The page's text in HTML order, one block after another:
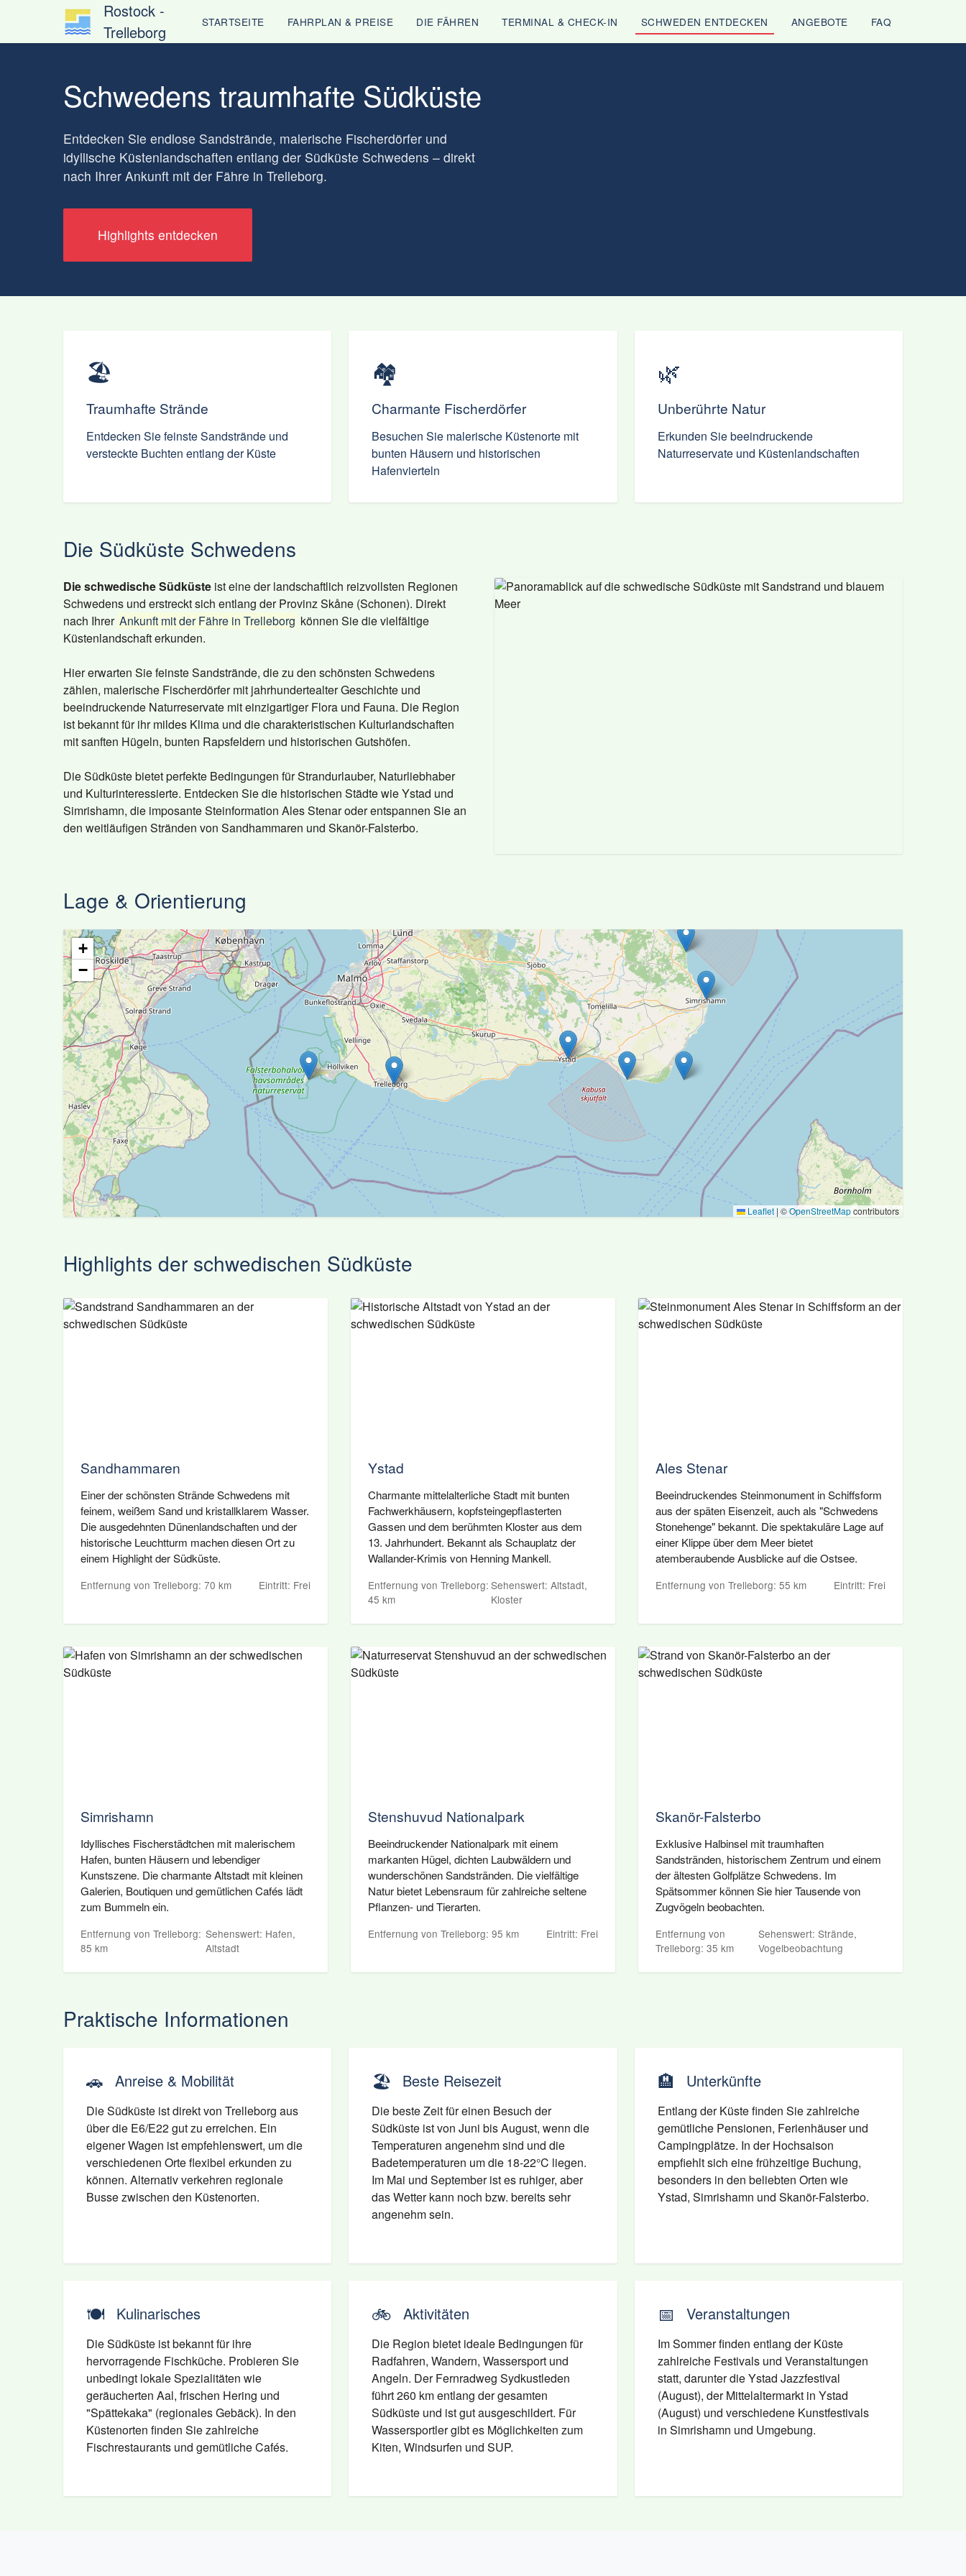
Rostock -
Trelleborg
STARTSEITE FAHRPLAN & PREISE DIE FÄHREN TERMINAL & CHECK-IN SCHWEDEN ENTDECKEN ANGEBOTE FAQ
Schwedens traumhafte Südküste
Entdecken Sie endlose Sandstrände, malerische Fischerdörfer und
idyllische Küstenlandschaften entlang der Südküste Schwedens – direkt
nach Ihrer Ankunft mit der Fähre in Trelleborg.
Highlights entdecken
🏖️
Traumhafte Strände
Entdecken Sie feinste Sandstrände und
versteckte Buchten entlang der Küste
🏘️
Charmante Fischerdörfer
Besuchen Sie malerische Küstenorte mit
bunten Häusern und historischen
Hafenvierteln
🌿
Unberührte Natur
Erkunden Sie beeindruckende
Naturreservate und Küstenlandschaften
Die Südküste Schwedens
Die schwedische Südküste ist eine der landschaftlich reizvollsten Regionen
Schwedens und erstreckt sich entlang der Provinz Skåne (Schonen). Direkt
nach Ihrer Ankunft mit der Fähre in Trelleborg können Sie die vielfältige
Küstenlandschaft erkunden.
Hier erwarten Sie feinste Sandstrände, die zu den schönsten Schwedens
zählen, malerische Fischerdörfer mit jahrhundertealter Geschichte und
beeindruckende Naturreservate mit einzigartiger Flora und Fauna. Die Region
ist bekannt für ihr mildes Klima und die charakteristischen Kulturlandschaften
mit sanften Hügeln, bunten Rapsfeldern und historischen Gutshöfen.
Die Südküste bietet perfekte Bedingungen für Strandurlauber, Naturliebhaber
und Kulturinteressierte. Entdecken Sie die historischen Städte wie Ystad und
Simrishamn, die imposante Steinformation Ales Stenar oder entspannen Sie an
den weitläufigen Stränden von Sandhammaren und Skanör-Falsterbo.
Lage & Orientierung
+
−
Leaflet | ©OpenStreetMapcontributors
Highlights der schwedischen Südküste
Sandhammaren
Einer der schönsten Strände Schwedens mit
feinem, weißem Sand und kristallklarem Wasser.
Die ausgedehnten Dünenlandschaften und der
historische Leuchtturm machen diesen Ort zu
einem Highlight der Südküste.
Entfernung von Trelleborg: 70 km Eintritt: Frei
Ystad
Charmante mittelalterliche Stadt mit bunten
Fachwerkhäusern, kopfsteingepflasterten
Gassen und dem berühmten Kloster aus dem
13. Jahrhundert. Bekannt als Schauplatz der
Wallander-Krimis von Henning Mankell.
Entfernung von Trelleborg:
45 km
Sehenswert: Altstadt,
Kloster
Ales Stenar
Beeindruckendes Steinmonument in Schiffsform
aus der späten Eisenzeit, auch als "Schwedens
Stonehenge" bekannt. Die spektakuläre Lage auf
einer Klippe über dem Meer bietet
atemberaubende Ausblicke auf die Ostsee.
Entfernung von Trelleborg: 55 km Eintritt: Frei
Simrishamn
Idyllisches Fischerstädtchen mit malerischem
Hafen, bunten Häusern und lebendiger
Kunstszene. Die charmante Altstadt mit kleinen
Galerien, Boutiquen und gemütlichen Cafés lädt
zum Bummeln ein.
Entfernung von Trelleborg:
85 km
Sehenswert: Hafen,
Altstadt
Stenshuvud Nationalpark
Beeindruckender Nationalpark mit einem
markanten Hügel, dichten Laubwäldern und
wunderschönen Sandstränden. Die vielfältige
Natur bietet Lebensraum für zahlreiche seltene
Pflanzen- und Tierarten.
Entfernung von Trelleborg: 95 km Eintritt: Frei
Skanör-Falsterbo
Exklusive Halbinsel mit traumhaften
Sandstränden, historischem Zentrum und einem
der ältesten Golfplätze Schwedens. Im
Spätsommer können Sie hier Tausende von
Zugvögeln beobachten.
Entfernung von
Trelleborg: 35 km
Sehenswert: Strände,
Vogelbeobachtung
Praktische Informationen
🚗 Anreise & Mobilität
Die Südküste ist direkt von Trelleborg aus
über die E6/E22 gut zu erreichen. Ein
eigener Wagen ist empfehlenswert, um die
verschiedenen Orte flexibel erkunden zu
können. Alternativ verkehren regionale
Busse zwischen den Küstenorten.
🏖️ Beste Reisezeit
Die beste Zeit für einen Besuch der
Südküste ist von Juni bis August, wenn die
Temperaturen angenehm sind und die
Badetemperaturen um die 18-22°C liegen.
Im Mai und September ist es ruhiger, aber
das Wetter kann noch bzw. bereits sehr
angenehm sein.
🏨 Unterkünfte
Entlang der Küste finden Sie zahlreiche
gemütliche Pensionen, Ferienhäuser und
Campingplätze. In der Hochsaison
empfiehlt sich eine frühzeitige Buchung,
besonders in den beliebten Orten wie
Ystad, Simrishamn und Skanör-Falsterbo.
🍽️ Kulinarisches
Die Südküste ist bekannt für ihre
hervorragende Fischküche. Probieren Sie
unbedingt lokale Spezialitäten wie
geräucherten Aal, frischen Hering und
"Spättekaka" (regionales Gebäck). In den
Küstenorten finden Sie zahlreiche
Fischrestaurants und gemütliche Cafés.
🚲 Aktivitäten
Die Region bietet ideale Bedingungen für
Radfahren, Wandern, Wassersport und
Angeln. Der Fernradweg Sydkustleden
führt 260 km entlang der gesamten
Südküste und ist gut ausgeschildert. Für
Wassersportler gibt es Möglichkeiten zum
Kiten, Windsurfen und SUP.
📅 Veranstaltungen
Im Sommer finden entlang der Küste
zahlreiche Festivals und Veranstaltungen
statt, darunter die Ystad Jazzfestival
(August), der Mittelaltermarkt in Ystad
(August) und verschiedene Kunstfestivals
in Simrishamn und Umgebung.